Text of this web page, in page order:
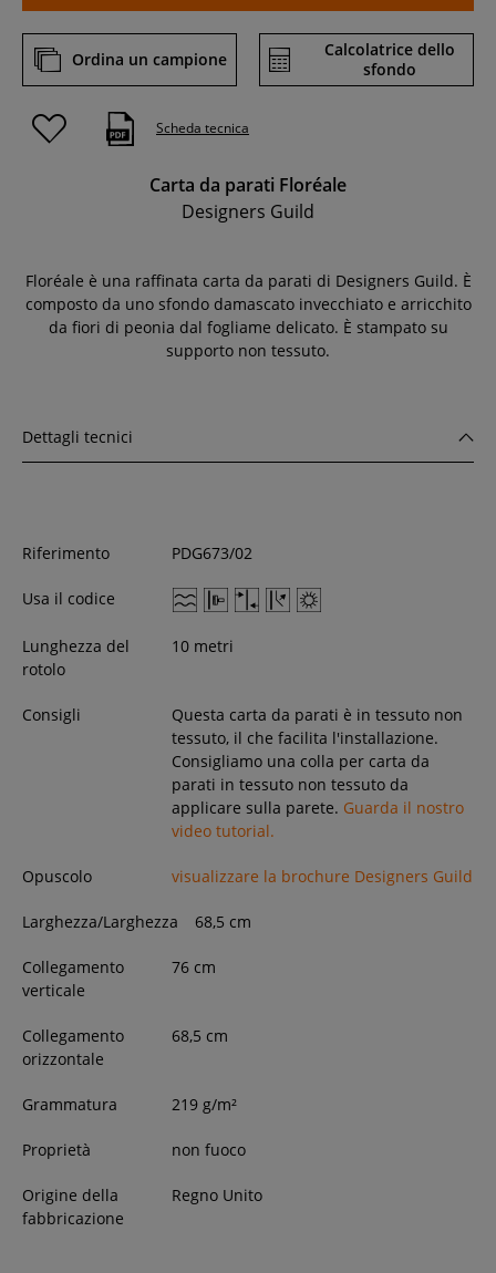
Ordina un campione
Calcolatrice dello
sfondo
Scheda tecnica
Carta da parati Floréale
Designers Guild
Floréale è una raffinata carta da parati di Designers Guild. È
composto da uno sfondo damascato invecchiato e arricchito
da fiori di peonia dal fogliame delicato. È stampato su
supporto non tessuto.
Dettagli tecnici
Riferimento PDG673/02
Usa il codice
Lunghezza del
rotolo
10 metri
Consigli
Questa carta da parati è in tessuto non
tessuto, il che facilita l'installazione.
Consigliamo una colla per carta da
parati in tessuto non tessuto da
applicare sulla parete. Guarda il nostro
video tutorial.
Opuscolo visualizzare la brochure Designers Guild
Larghezza/Larghezza 68,5 cm
Collegamento
verticale
76 cm
Collegamento
orizzontale
68,5 cm
Grammatura 219 g/m²
Proprietà non fuoco
Origine della
fabbricazione
Regno Unito